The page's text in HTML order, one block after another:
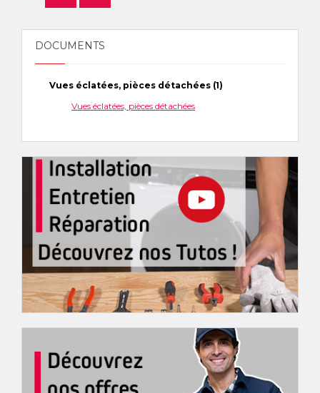
DOCUMENTS
Vues éclatées, pièces détachées (1)
Vues éclatées, pièces détachées